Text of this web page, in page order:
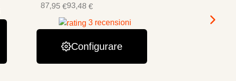
87,95 €93,48 €
3 recensioni
Configurare